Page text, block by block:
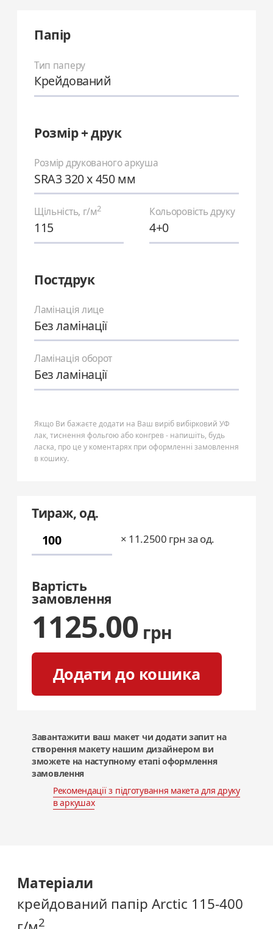
Папір
Тип паперу
Крейдований
Розмір + друк
Розмір друкованого аркуша
SRA3 320 x 450 мм
Щільність, г/м2
115
Кольоровість друку
4+0
Постдрук
Ламінація лице
Без ламінації
Ламінація оборот
Без ламінації
Якщо Ви бажаєте додати на Ваш виріб вибірковий УФ
лак, тиснення фольгою або конгрев - напишіть, будь
ласка, про це у коментарях при оформленні замовлення
в кошику.
Тираж, од.
× 11.2500 грн за од.
Вартість
замовлення
1125.00 грн
Додати до кошика
Завантажити ваш макет чи додати запит на
створення макету нашим дизайнером ви
зможете на наступному етапі оформлення
замовлення
Рекомендації з підготування макета для друку
в аркушах
Матеріали
крейдований папір Arctic 115-400
2